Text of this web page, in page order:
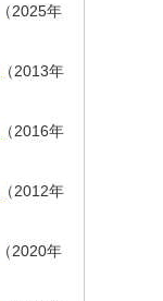
2025年
2013年
2016年
2012年
2020年